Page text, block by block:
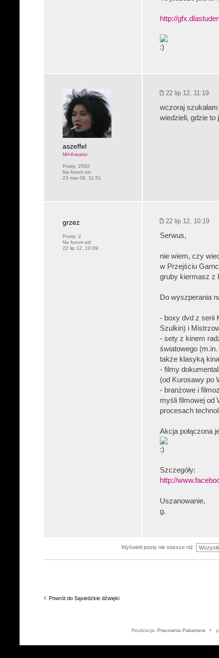
http://
aszeffel
NH-Kreator
Posty: 2592
Na forum od:
23 mar 06, 11:51
22 lip 12, 11:19
wczoraj
wiedzieli, gdzie to
grzez
Posty: 2
Na forum od:
22 lip 12, 10:09
22 lip 12, 10:19
Serwus,
nie wiem, czy
w Przejściu
gruby kiermasz z
Do wyszperania
- boxy dvd z serii
Szulkin) i
- sety z kinem
światowego
także klasyką
- filmy
(od Kurosawy po
- branżowe i
myśli filmowej od
procesach
Akcja połączona
Szczegóły:
http://
Uszanowanie,
g.
Wyświetl posty nie starsze niż:
Powrót do Sąsiedzkie dźwięki
Realizacja: Pracownia Pakamera •